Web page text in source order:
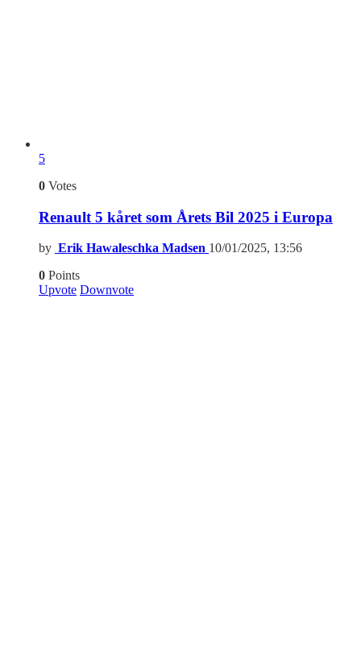
5
0 Votes
Renault 5 kåret som Årets Bil 2025 i Europa
by Erik Hawaleschka Madsen 10/01/2025, 13:56
0 Points
Upvote Downvote